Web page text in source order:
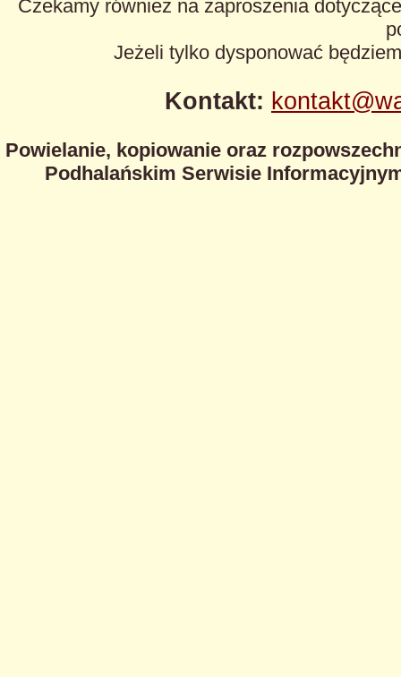
Czekamy również na zaproszenia
Jeżeli tylko dysponować
Kontakt:
Powielanie, kopiowanie oraz
Podhalańskim Serwisie